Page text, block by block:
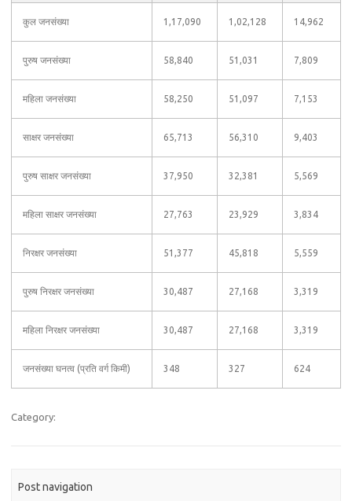
कुल जनसंख्या 1,17,090 1,02,128 14,962
पुरुष जनसंख्या 58,840 51,031 7,809
महिला जनसंख्या 58,250 51,097 7,153
साक्षर जनसंख्या 65,713 56,310 9,403
पुरुष साक्षर जनसंख्या 37,950 32,381 5,569
महिला साक्षर जनसंख्या 27,763 23,929 3,834
निरक्षर जनसंख्या 51,377 45,818 5,559
पुरुष निरक्षर जनसंख्या 30,487 27,168 3,319
महिला निरक्षर जनसंख्या 30,487 27,168 3,319
जनसंख्या घनत्व (प्रति वर्ग किमी) 348 327 624
Category:
Post navigation